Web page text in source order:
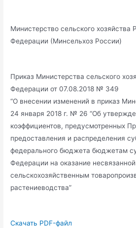
Министерство сельского хозяйства
Федерации (Минсельхоз России)
Приказ Министерства сельского
Федерации от 07.08.2018 № 349
“О внесении изменений в приказ
24 января 2018 г. № 26 “Об
коэффициентов, предусмотренных
предоставления и распределения
федерального бюджета бюджетам
Федерации на оказание
сельскохозяйственным
растениеводства”
Скачать PDF-файл